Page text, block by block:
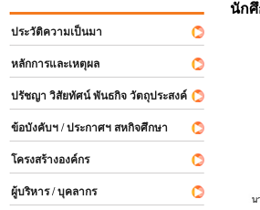
ประวัติความเป็นมา
หลักการและเหตุผล
ปรัชญา วิสัยทัศน์ พันธกิจ วัตถุประสงค์
ข้อบังคับฯ / ประกาศฯ สหกิจศึกษา
โครงสร้างองค์กร
ผู้บริหาร / บุคลากร
นัก